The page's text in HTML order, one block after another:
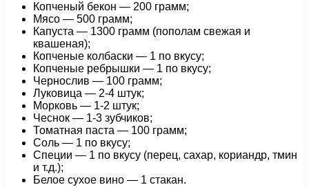
Копченый бекон — 200 грамм;
Мясо — 500 грамм;
Капуста — 1300 грамм (пополам свежая и
квашеная);
Копченые колбаски — 1 по вкусу;
Копченые ребрышки — 1 по вкусу;
Чернослив — 100 грамм;
Луковица — 2-4 штук;
Морковь — 1-2 штук;
Чеснок — 1-3 зубчиков;
Томатная паста — 100 грамм;
Соль — 1 по вкусу;
Специи — 1 по вкусу (перец, сахар, кориандр, тмин
и т.д.);
Белое сухое вино — 1 стакан.